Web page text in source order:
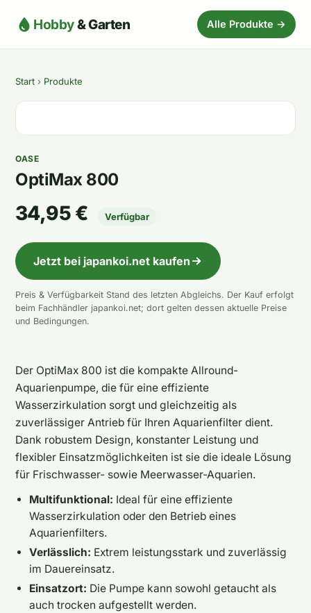
Hobby& Garten Alle Produkte →
Start › Produkte
OASE
OptiMax 800
34,95 € Verfügbar
Jetzt bei japankoi.net kaufen
Preis & Verfügbarkeit Stand des letzten Abgleichs. Der Kauf erfolgt
beim Fachhändler japankoi.net; dort gelten dessen aktuelle Preise
und Bedingungen.
Der OptiMax 800 ist die kompakte Allround-
Aquarienpumpe, die für eine effiziente
Wasserzirkulation sorgt und gleichzeitig als
zuverlässiger Antrieb für Ihren Aquarienfilter dient.
Dank robustem Design, konstanter Leistung und
flexibler Einsatzmöglichkeiten ist sie die ideale Lösung
für Frischwasser- sowie Meerwasser-Aquarien.
Multifunktional: Ideal für eine effiziente
Wasserzirkulation oder den Betrieb eines
Aquarienfilters.
Verlässlich: Extrem leistungsstark und zuverlässig
im Dauereinsatz.
Einsatzort: Die Pumpe kann sowohl getaucht als
auch trocken aufgestellt werden.